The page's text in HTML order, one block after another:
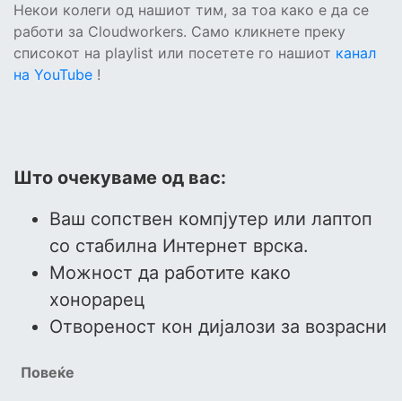
Некои колеги од нашиот тим, за тоа како е да се
работи за Cloudworkers. Само кликнете преку
списокот на playlist или посетете го нашиот канал
на YouTube !
Што очекуваме од вас:
Ваш сопствен компјутер или лаптоп
со стабилна Интернет врска.
Можност да работите како
хонорарец
Отвореност кон дијалози за возрасни
Повеќе